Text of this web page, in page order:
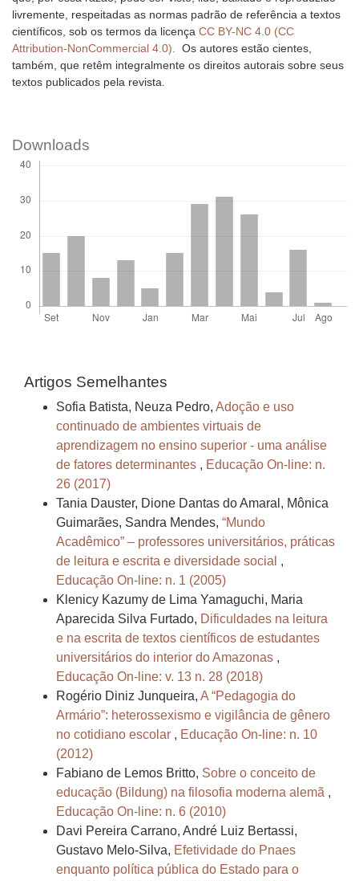
livremente, respeitadas as normas padrão de referência a textos
científicos, sob os termos da licença CC BY-NC 4.0 (CC
Attribution-NonCommercial 4.0). Os autores estão cientes,
também, que retêm integralmente os direitos autorais sobre seus
textos publicados pela revista.
Downloads
Artigos Semelhantes
Sofia Batista, Neuza Pedro, Adoção e uso
continuado de ambientes virtuais de
aprendizagem no ensino superior - uma análise
de fatores determinantes , Educação On-line: n.
26 (2017)
Tania Dauster, Dione Dantas do Amaral, Mônica
Guimarães, Sandra Mendes, “Mundo
Acadêmico” – professores universitários, práticas
de leitura e escrita e diversidade social ,
Educação On-line: n. 1 (2005)
Klenicy Kazumy de Lima Yamaguchi, Maria
Aparecida Silva Furtado, Dificuldades na leitura
e na escrita de textos científicos de estudantes
universitários do interior do Amazonas ,
Educação On-line: v. 13 n. 28 (2018)
Rogério Diniz Junqueira, A “Pedagogia do
Armário”: heterossexismo e vigilância de gênero
no cotidiano escolar , Educação On-line: n. 10
(2012)
Fabiano de Lemos Britto, Sobre o conceito de
educação (Bildung) na filosofia moderna alemã ,
Educação On-line: n. 6 (2010)
Davi Pereira Carrano, André Luiz Bertassi,
Gustavo Melo-Silva, Efetividade do Pnaes
enquanto política pública do Estado para o